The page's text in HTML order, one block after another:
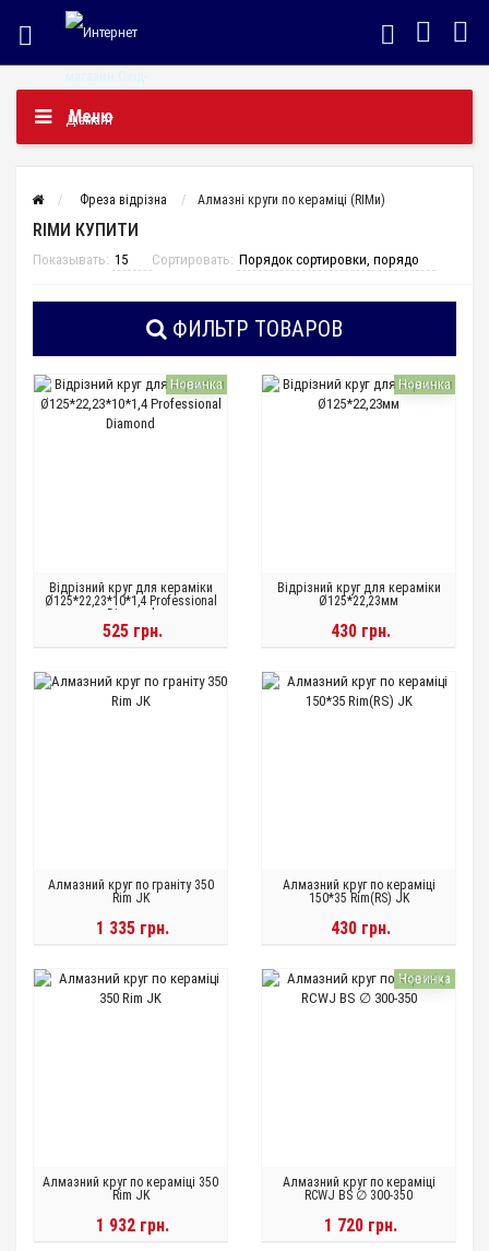
Меню
Фреза відрізна Алмазні круги по кераміці (RIMи)
RIMИ КУПИТИ
Показывать: Сортировать:
ФИЛЬТР ТОВАРОВ
Новинка
Відрізний круг для кераміки
Ø125*22,23*10*1,4 Professional
Diamond
525 грн.
Новинка
Відрізний круг для кераміки
Ø125*22,23мм
430 грн.
Алмазний круг по граніту 350
Rim JK
1 335 грн.
Алмазний круг по кераміці
150*35 Rim(RS) JK
430 грн.
Алмазний круг по кераміці 350
Rim JK
1 932 грн.
Новинка
Алмазний круг по кераміці
RCWJ BS ∅ 300-350
1 720 грн.